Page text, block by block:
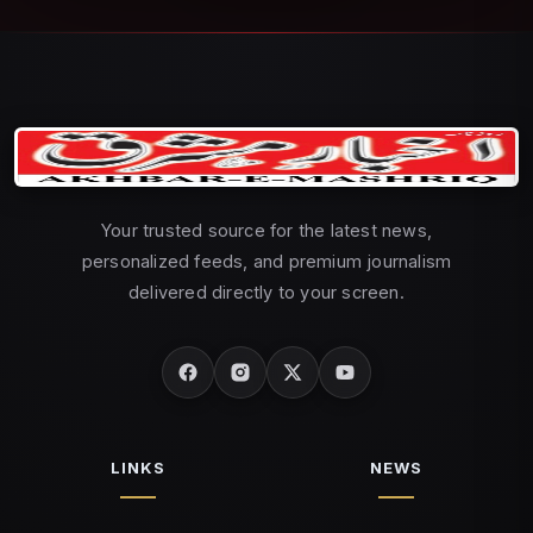
17
موسلا دھار بارش سے کولکتہ میں سیلاب، 7 افراد ہلاک،
سڑکیں 3 فٹ تک پانی سے ڈوبیں
جی ایس ٹی ریٹ کم ہونے سے کیا ہوا سستا اور کیا ہوا
مہنگا
پونے کی مسجد میں کھدائی کے دوران سرنگ دریافت،
کشیدگی، 200 پولیس اہلکار تعینات
حضرت بل درگاہ میں قومی نشان کی بے حرمتی کسی طور
Your trusted source for the latest news,
personalized feeds, and premium journalism
delivered directly to your screen.
LINKS NEWS